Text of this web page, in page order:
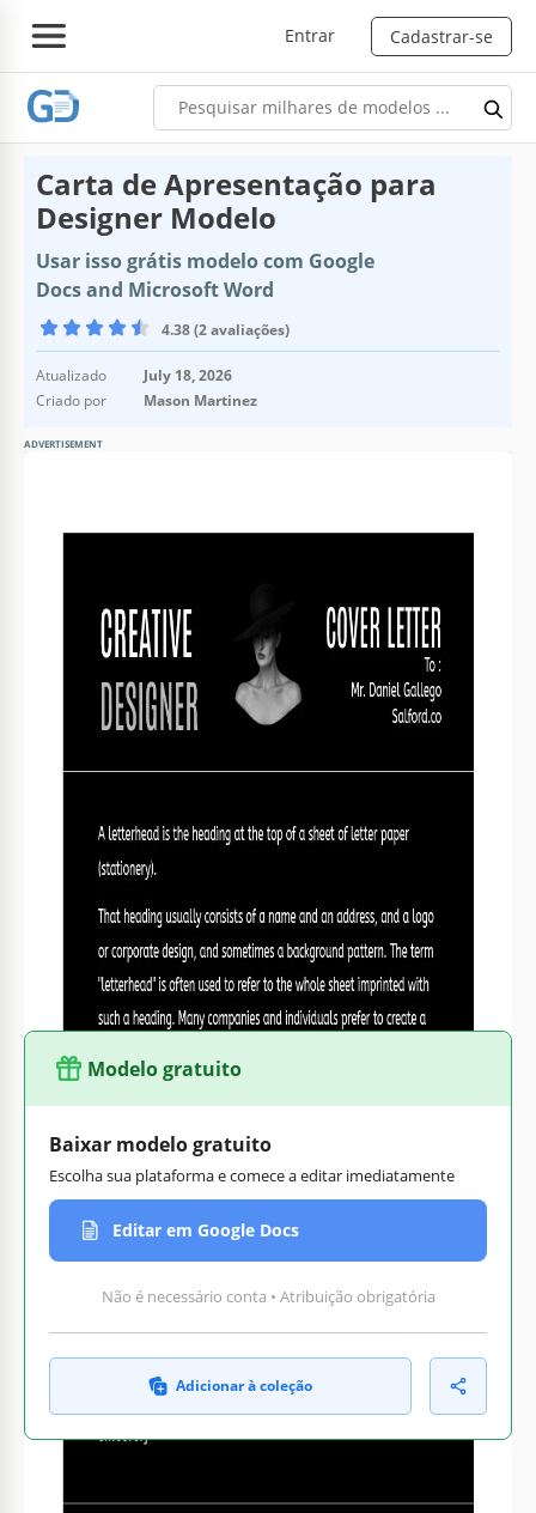
Entrar Cadastrar-se
Carta de Apresentação para
Designer Modelo
Usar isso grátis modelo com Google
Docs and Microsoft Word
4.38 (2 avaliações)
Atualizado
July 18, 2026
Criado por
Mason Martinez
ADVERTISEMENT
Última atualização
July 18, 2026
Adicionado às coleções por 3 Usuários
Estatísticas de uso
0 downloads este mês
Sobre este modelo
entediantes, então essa opção é perfeita. Um modelo de
Carta de Apresentação de Designer incomum com um fundo
impressão certa em um empregador em potencial ou
gerente de RH. Experimente esse design gratuitamente
Modelo gratuito
Baixar modelo gratuito
Escolha sua plataforma e comece a editar imediatamente
Editar em Google Docs
Não é necessário conta • Atribuição obrigatória
Adicionar à coleção